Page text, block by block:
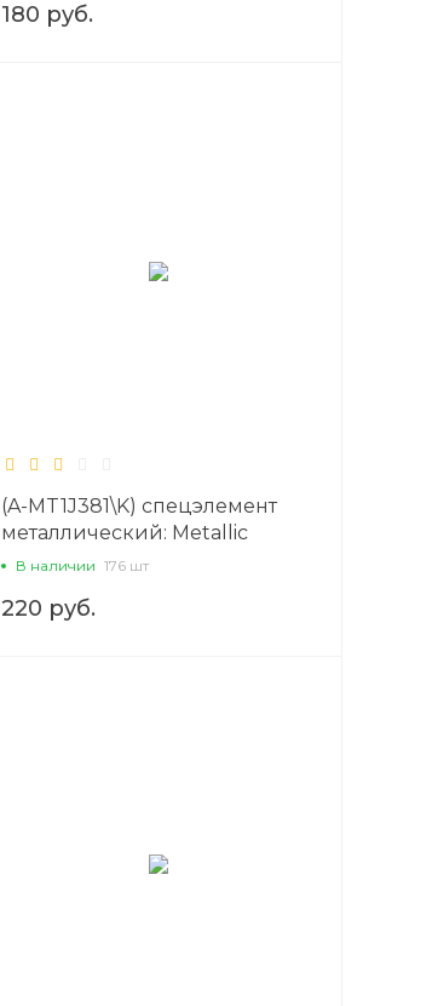
180 руб.
(A-MT1J381\K) спецэлемент
металлический: Metallic
декорированный золотистый
В наличии 176 шт
220 руб.